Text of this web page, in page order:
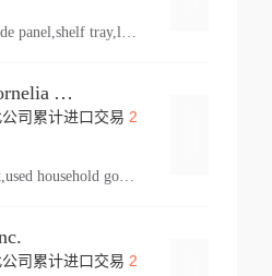
Russell James Cornelia Arlington Va
司累计进口交易 2
personal effect,used household goods
司累计进口交易 2